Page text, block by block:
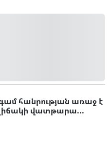
հանրության առաջ է
վատթարա...